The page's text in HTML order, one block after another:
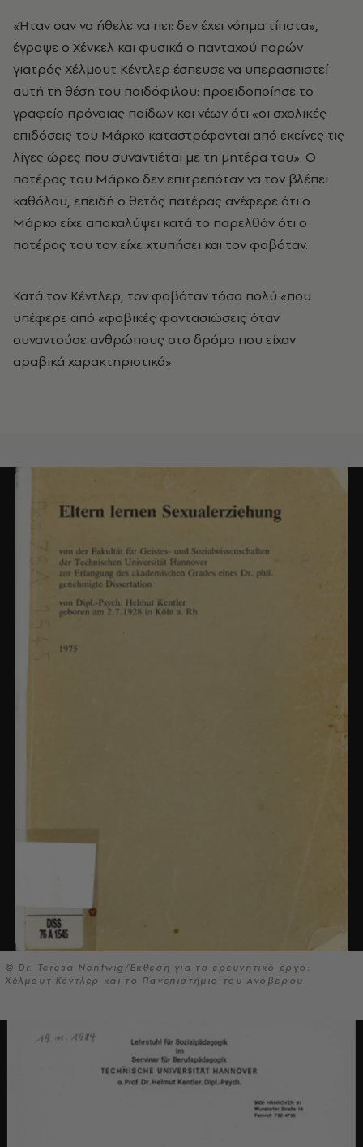
«Ήταν σαν να ήθελε να πει: δεν έχει νόημα τίποτα»,
έγραψε ο Χένκελ και φυσικά ο πανταχού παρών
γιατρός Χέλμουτ Κέντλερ έσπευσε να υπερασπιστεί
αυτή τη θέση του παιδόφιλου: προειδοποίησε το
γραφείο πρόνοιας παίδων και νέων ότι «οι σχολικές
επιδόσεις του Μάρκο καταστρέφονται από εκείνες τις
λίγες ώρες που συναντιέται με τη μητέρα του». Ο
πατέρας του Μάρκο δεν επιτρεπόταν να τον βλέπει
καθόλου, επειδή ο θετός πατέρας ανέφερε ότι ο
Μάρκο είχε αποκαλύψει κατά το παρελθόν ότι ο
πατέρας του τον είχε χτυπήσει και τον φοβόταν.
Κατά τον Κέντλερ, τον φοβόταν τόσο πολύ «που
υπέφερε από «φοβικές φαντασιώσεις όταν
συναντούσε ανθρώπους στο δρόμο που είχαν
αραβικά χαρακτηριστικά».
© Dr. Teresa Nentwig/Έκθεση για το ερευνητικό έργο:
Χέλμουτ Κέντλερ και το Πανεπιστήμιο του Ανόβερου